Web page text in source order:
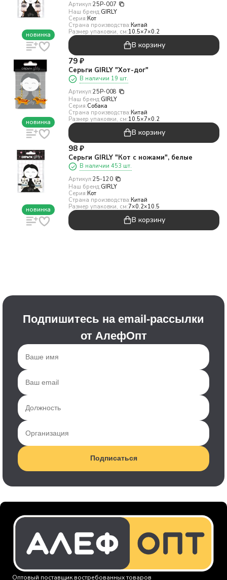
новинка
Артикул:25P-007
Наш бренд:GIRLY
Серия:Кот
Страна производства:Китай
Размер упаковки, см:10.5×7×0.2
В корзину
новинка
79 ₽
Серьги GIRLY "Хот-дог"
В наличии 19 шт.
Артикул:25P-008
Наш бренд:GIRLY
Серия:Собака
Страна производства:Китай
Размер упаковки, см:10.5×7×0.2
В корзину
новинка
98 ₽
Серьги GIRLY "Кот с ножами", белые
В наличии 453 шт.
Артикул:25-120
Наш бренд:GIRLY
Серия:Кот
Страна производства:Китай
Размер упаковки, см:7×0.2×10.5
В корзину
Подпишитесь на email-рассылки
от АлефОпт
Подписаться
Оптовый поставщик востребованных товаров